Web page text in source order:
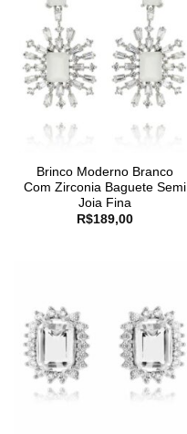
Brinco Moderno Branco
Com Zirconia Baguete Semi
Joia Fina
R$189,00